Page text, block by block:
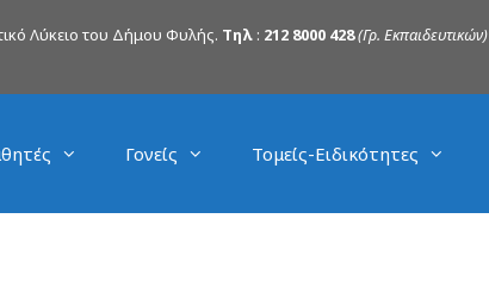
Λύκειο του Δήμου Φυλής. Τηλ : 212 8000 428(Γρ. Εκπαιδευτικών)
Γονείς Τομείς-Ειδικότητες